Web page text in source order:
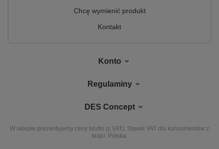
Chcę wymienić produkt
Kontakt
Konto
Regulaminy
DES Concept
W sklepie prezentujemy ceny brutto (z VAT). Stawki VAT dla konsumentów z
kraju: Polska.